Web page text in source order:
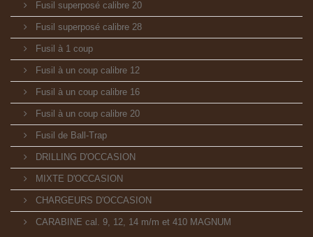
Fusil superposé calibre 20
Fusil superposé calibre 28
Fusil à 1 coup
Fusil à un coup calibre 12
Fusil à un coup calibre 16
Fusil à un coup calibre 20
Fusil de Ball-Trap
DRILLING D'OCCASION
MIXTE D'OCCASION
CHARGEURS D'OCCASION
CARABINE cal. 9, 12, 14 m/m et 410 MAGNUM